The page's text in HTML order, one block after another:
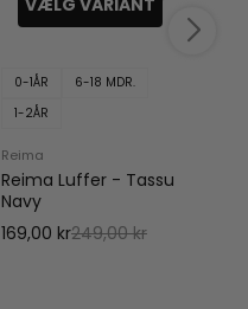
VÆLG VARIANT
0-1ÅR
6-18 MDR.
1-2ÅR
Reima
Reima Luffer - Tassu
Navy
169,00 kr249,00 kr